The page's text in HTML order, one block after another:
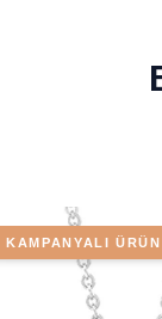
KAMPANYALI ÜRÜN